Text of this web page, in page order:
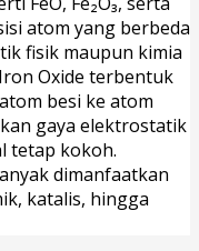
atom yang berbeda
fisik maupun kimia
Oxide terbentuk
besi ke atom
gaya elektrostatik
tetap kokoh.
dimanfaatkan
katalis, hingga